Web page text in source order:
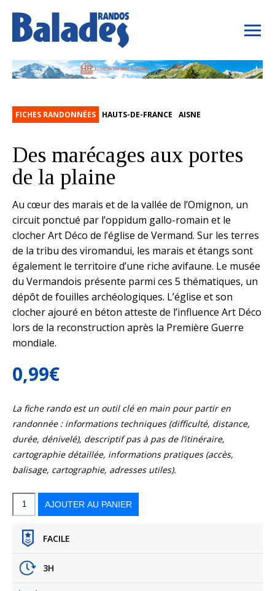
FICHES RANDONNÉES HAUTS-DE-FRANCE AISNE
Des marécages aux portes
de la plaine
Au cœur des marais et de la vallée de l’Omignon, un
circuit ponctué par l’oppidum gallo-romain et le
clocher Art Déco de l’église de Vermand. Sur les terres
de la tribu des viromandui, les marais et étangs sont
également le territoire d’une riche avifaune. Le musée
du Vermandois présente parmi ces 5 thématiques, un
dépôt de fouilles archéologiques. L’église et son
clocher ajouré en béton atteste de l’influence Art Déco
lors de la reconstruction après la Première Guerre
mondiale.
0,99€
La fiche rando est un outil clé en main pour partir en
randonnée : informations techniques (difficulté, distance,
durée, dénivelé), descriptif pas à pas de l’itinéraire,
cartographie détaillée, informations pratiques (accès,
balisage, cartographie, adresses utiles).
quantité
de
AJOUTER AU PANIER
FACILE
3H